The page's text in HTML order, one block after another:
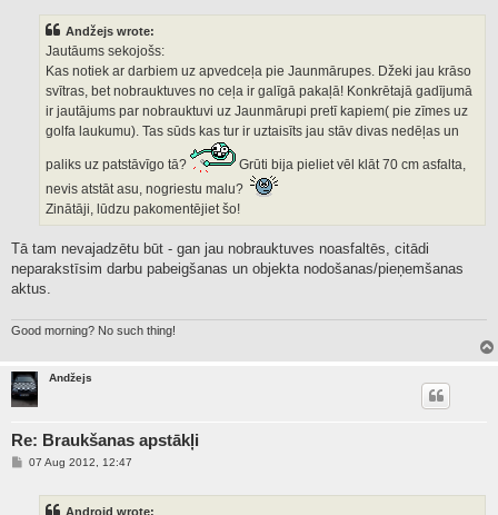
Andžejs wrote:
Jautāums sekojošs:
Kas notiek ar darbiem uz apvedceļa pie Jaunmārupes. Džeki jau krāso
svītras, bet nobrauktuves no ceļa ir galīgā pakaļā! Konkrētajā gadījumā
ir jautājums par nobrauktuvi uz Jaunmārupi pretī kapiem( pie zīmes uz
golfa laukumu). Tas sūds kas tur ir uztaisīts jau stāv divas nedēļas un
paliks uz patstāvīgo tā?
Grūti bija pieliet vēl klāt 70 cm asfalta,
nevis atstāt asu, nogriestu malu?
Zinātāji, lūdzu pakomentējiet šo!
Tā tam nevajadzētu būt - gan jau nobrauktuves noasfaltēs, citādi
neparakstīsim darbu pabeigšanas un objekta nodošanas/pieņemšanas
aktus.
Good morning? No such thing!
Andžejs
Re: Braukšanas apstākļi
P07 Aug 2012, 12:47
Android wrote: